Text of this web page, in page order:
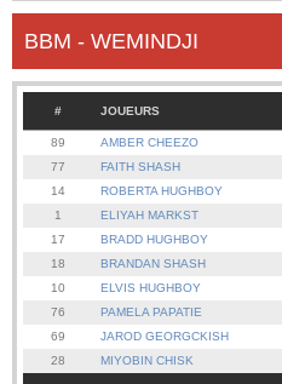
BBM - WEMINDJI
# JOUEURS
89 AMBER CHEEZO
77
FAITH SHASH
14
ROBERTA HUGHBOY
1
ELIYAH MARKST
17
BRADD HUGHBOY
18
BRANDAN SHASH
10
ELVIS HUGHBOY
76
PAMELA PAPATIE
69
JAROD GEORGCKISH
28
MIYOBIN CHISK